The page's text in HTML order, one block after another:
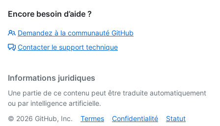
Encore besoin d’aide ?
Demandez à la communauté GitHub
Contacter le support technique
Informations juridiques
Une partie de ce contenu peut être traduite automatiquement
ou par intelligence artificielle.
© 2026 GitHub, Inc. Termes Confidentialité
Statut